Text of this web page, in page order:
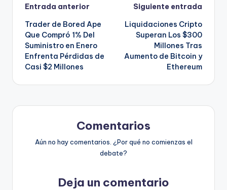
Navegación
de
entradas
Entrada anterior
Trader de Bored Ape
Que Compró 1% Del
Suministro en Enero
Enfrenta Pérdidas de
Casi $2 Millones
Siguiente entrada
Liquidaciones Cripto
Superan Los $300
Millones Tras
Aumento de Bitcoin y
Ethereum
Comentarios
Aún no hay comentarios. ¿Por qué no comienzas el
debate?
Deja un comentario